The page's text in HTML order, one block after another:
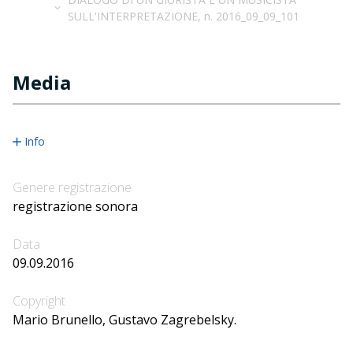
SULL'INTERPRETAZIONE, n. 2016_09_09_101
Media
Info
Genere registrazione
registrazione sonora
Data
09.09.2016
Copyright
Mario Brunello, Gustavo Zagrebelsky.